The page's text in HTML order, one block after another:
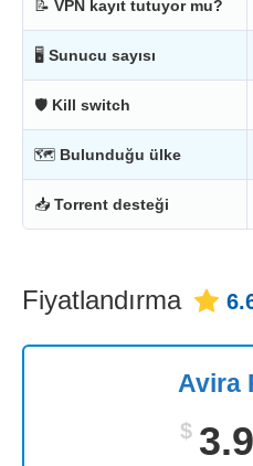
📝 VPN kayıt tutuyor mu?
🖥 Sunucu sayısı
🛡 Kill switch
🗺 Bulunduğu ülke
📥 Torrent desteği
Fiyatlandırma
Avira
$